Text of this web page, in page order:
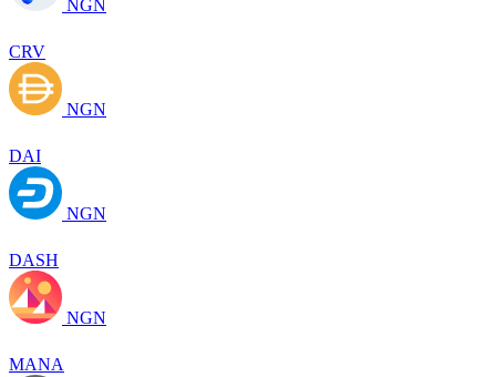
NGN
CRV
NGN
DAI
NGN
DASH
NGN
MANA